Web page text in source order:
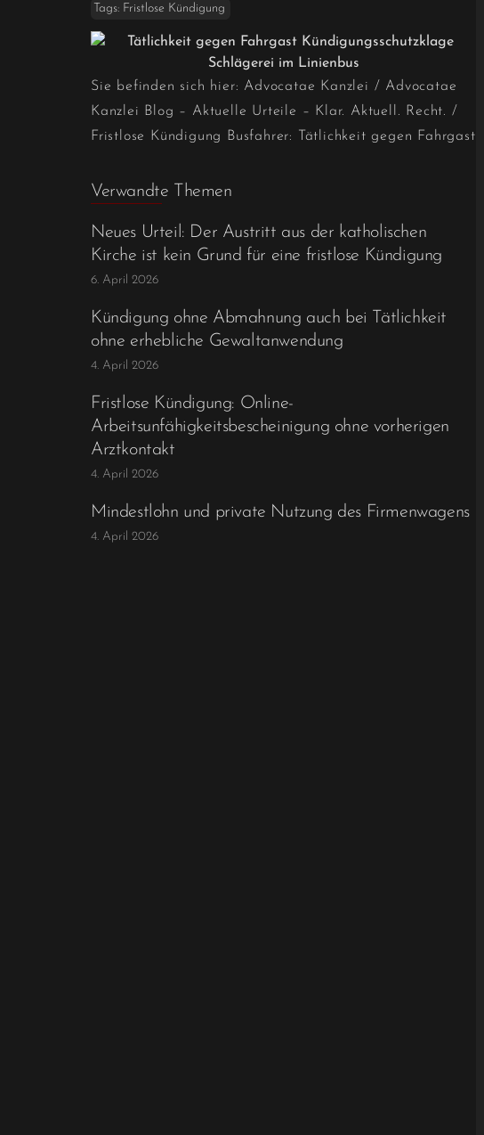
Tags: Fristlose Kündigung
Sie befinden sich hier: Advocatae Kanzlei / Advocatae
Kanzlei Blog – Aktuelle Urteile – Klar. Aktuell. Recht. /
Fristlose Kündigung Busfahrer: Tätlichkeit gegen Fahrgast
Verwandte Themen
Neues Urteil: Der Austritt aus der katholischen
Kirche ist kein Grund für eine fristlose Kündigung
6. April 2026
Kündigung ohne Abmahnung auch bei Tätlichkeit
ohne erhebliche Gewaltanwendung
4. April 2026
Fristlose Kündigung: Online-
Arbeitsunfähigkeitsbescheinigung ohne vorherigen
Arztkontakt
4. April 2026
Mindestlohn und private Nutzung des Firmenwagens
4. April 2026